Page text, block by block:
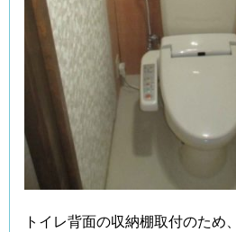
トイレ背面の収納棚取付のため